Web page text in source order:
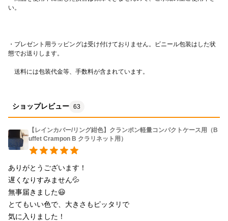
・プレゼント用ラッピングは受け付けておりません。ビニール包装はした状
送料には包装代金等、手数料が含まれています。
ショップレビュー 63
【レインカバー/リング紺色】クランポン軽量コンパクトケース用（B
uffet Crampon B クラリネット用）
ありがとうございます！
遅くなりすみません💦
無事届きました😃
とてもいい色で、大きさもピッタリで
気に入りました！